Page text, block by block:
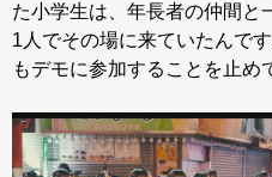
た小学生は、年長者の仲間と
1人でその場に来ていたんで
もデモに参加することを止め